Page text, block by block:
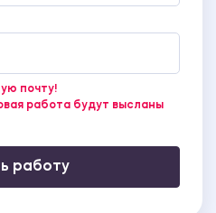
почту!
работа будут высланы
работу